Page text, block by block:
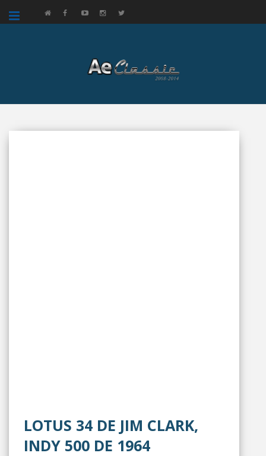
LOTUS 34 DE JIM CLARK,
INDY 500 DE 1964